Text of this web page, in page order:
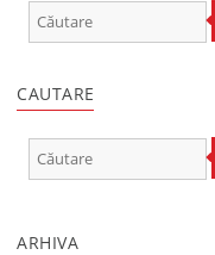
CAUTARE
ARHIVA